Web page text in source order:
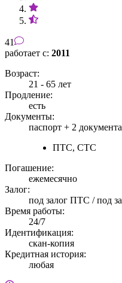
41
работает с: 2011
Возраст:
21 - 65 лет
Продление:
есть
Документы:
паспорт + 2 документа
ПТС, СТС
Погашение:
ежемесячно
Залог:
под залог ПТС / под
Время работы:
24/7
Идентификация:
скан-копия
Кредитная история:
любая